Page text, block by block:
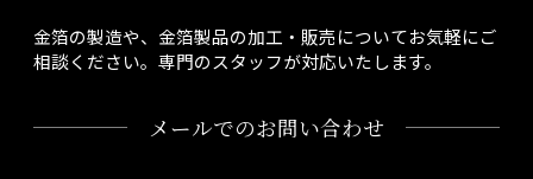
金箔の製造や、金箔製品の加工・販売についてお気軽にご
相談ください。専門のスタッフが対応いたします。
メールでのお問い合わせ